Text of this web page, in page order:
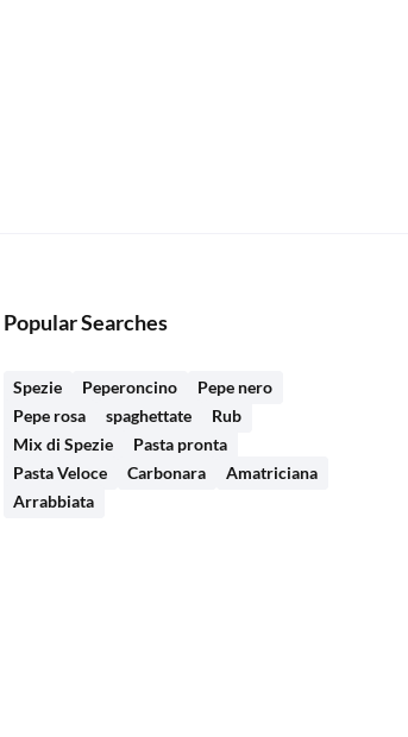
Popular Searches
Spezie Peperoncino
Pepe nero
Pepe rosa
spaghettate
Rub
Mix di Spezie
Pasta pronta
Pasta Veloce
Carbonara
Amatriciana
Arrabbiata